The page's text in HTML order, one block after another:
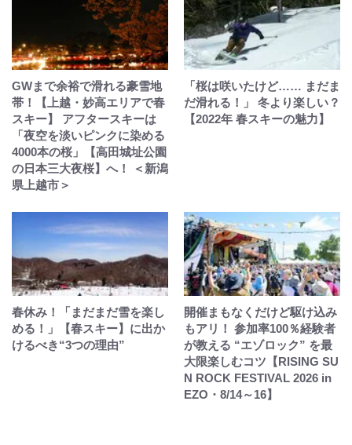
GWまで余裕で滑れる豪雪地
帯！【上越・妙高エリアで春
スキー】 アフタースキーは
「夜空を淡いピンクに染める
4000本の桜」【高田城址公園
の日本三大夜桜】へ！ ＜新潟
県上越市＞
「桜は咲いたけど…… まだま
だ滑れる！」 冬より楽しい？
【2022年 春スキーの魅力】
春休み！「まだまだ雪を楽し
める！」【春スキー】に出か
けるべき“3つの理由”
開催まもなくだけど駆け込み
もアリ！ 参加率100％経験者
が教える “エゾロック” を最
大限楽しむコツ【RISING SU
N ROCK FESTIVAL 2026 in
EZO・8/14～16】